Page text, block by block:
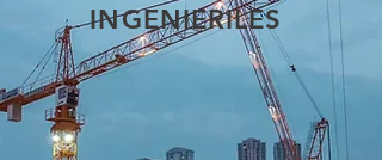
INGENIERILES